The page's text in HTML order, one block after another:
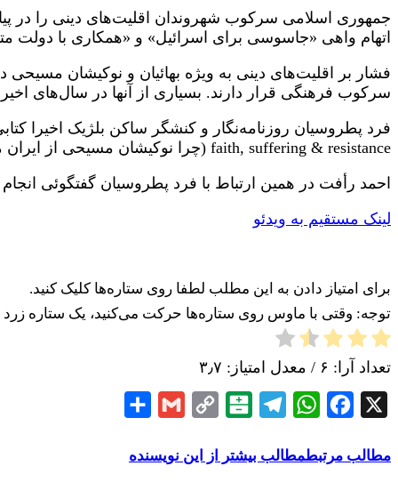
اتهام واهی «جاسوسی برای اسرائیل» و «همکاری با دولت
فشار بر اقلیت‌های دینی به ویژه بهائیان و نوکیشان
سرکوب فرهنگی قرار دارند. بسیاری از آنها در سال‌های
faith, suffering & resistance (چرا نوکیشان مسیحی از ایران می‌گریزند: داستان ایمان، رنج و مقاومت) منتشر ساخته است.
احمد رأفت در همین ارتباط با فرد پطروسیان گفتگوئی
لینک مستقیم به ویدئو
برای امتیاز دادن به این مطلب لطفا روی ستاره‌ها کلیک کنید.
توجه: وقتی با ماوس روی ستاره‌ها حرکت می‌کنید، یک ستاره زرد
تعداد آرا: ۶ / معدل امتیاز: ۳٫۷
X
Facebook
WhatsApp
Telegram
Balatarin
Copy
Gmail
مطالب مرتبطمطالب بیشتر از این نویسنده